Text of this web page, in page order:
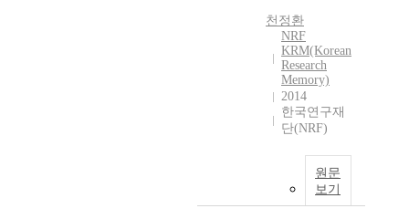
천정환
NRF
KRM(Korean
Research
Memory)
2014
한국연구재
단(NRF)
원문
보기